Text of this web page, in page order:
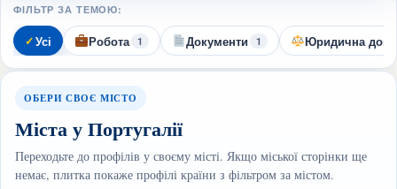
ФІЛЬТР ЗА ТЕМОЮ:
Усі Робота 1 Документи 1 Юридична
ОБЕРИ СВОЄ МІСТО
Міста у Португалії
Переходьте до профілів у своєму місті. Якщо міської сторінки ще
немає, плитка покаже профілі країни з фільтром за містом.